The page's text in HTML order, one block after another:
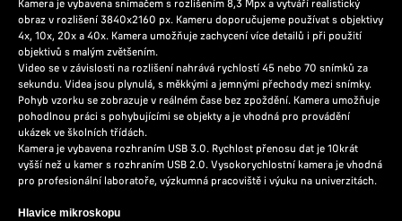
Kamera je vybavena snímačem s rozlišením 8,3 Mpx a vytváří realistický
obraz v rozlišení 3840x2160 px. Kameru doporučujeme používat s objektivy
4x, 10x, 20x a 40x. Kamera umožňuje zachycení více detailů i při použití
objektivů s malým zvětšením.
Video se v závislosti na rozlišení nahrává rychlostí 45 nebo 70 snímků za
sekundu. Videa jsou plynulá, s měkkými a jemnými přechody mezi snímky.
Pohyb vzorku se zobrazuje v reálném čase bez zpoždění. Kamera umožňuje
pohodlnou práci s pohybujícími se objekty a je vhodná pro provádění
ukázek ve školních třídách.
Kamera je vybavena rozhraním USB 3.0. Rychlost přenosu dat je 10krát
vyšší než u kamer s rozhraním USB 2.0. Vysokorychlostní kamera je vhodná
pro profesionální laboratoře, výzkumná pracoviště i výuku na univerzitách.
Hlavice mikroskopu